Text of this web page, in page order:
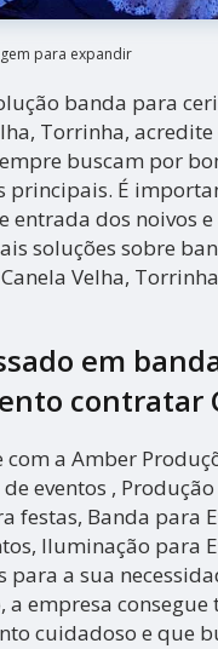
para expandir
banda para
Torrinha,
buscam por
principais. É
entrada dos noivos
soluções sobre
Velha,
em
contratar
com a Amber
eventos ,
festas, Banda para
Iluminação para
para a sua
a empresa
cuidadoso e que